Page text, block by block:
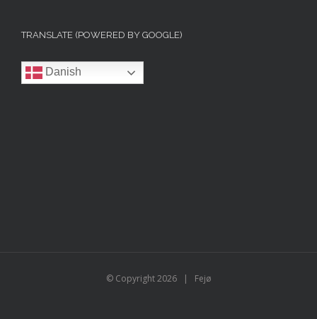
TRANSLATE (POWERED BY GOOGLE)
Danish
© Copyright2026 | Fejø